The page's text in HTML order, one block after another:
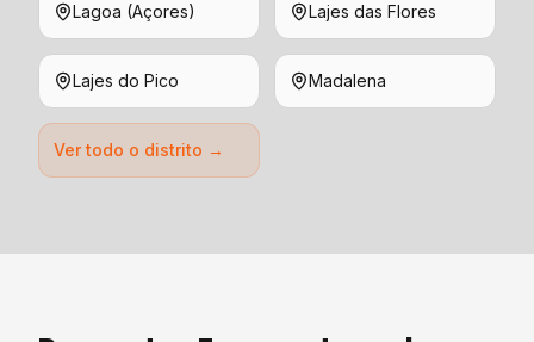
Lagoa (Açores) Lajes das Flores
Lajes do Pico Madalena
Ver todo o distrito →